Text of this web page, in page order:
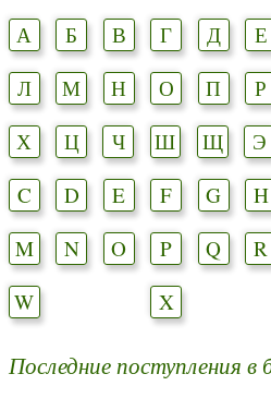
А Б В Г Д Е
Л
М Н О П Р
Х
Ц Ч Ш Щ Э
C
D E F G H
M
N O P Q R
W
X
Последние поступления в